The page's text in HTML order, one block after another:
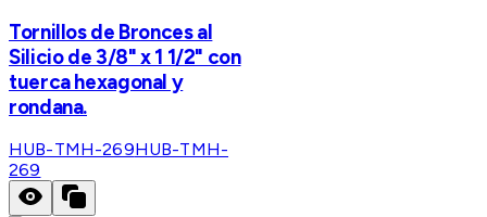
Tornillos de Bronces al
Silicio de 3/8" x 1 1/2" con
tuerca hexagonal y
rondana.
HUB-TMH-269HUB-TMH-
269